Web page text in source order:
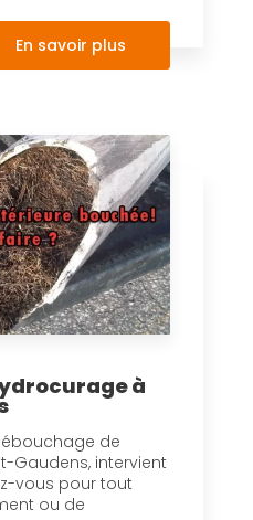
En savoir plus
à
de
Gaudens, intervient
vous pour tout
ou de